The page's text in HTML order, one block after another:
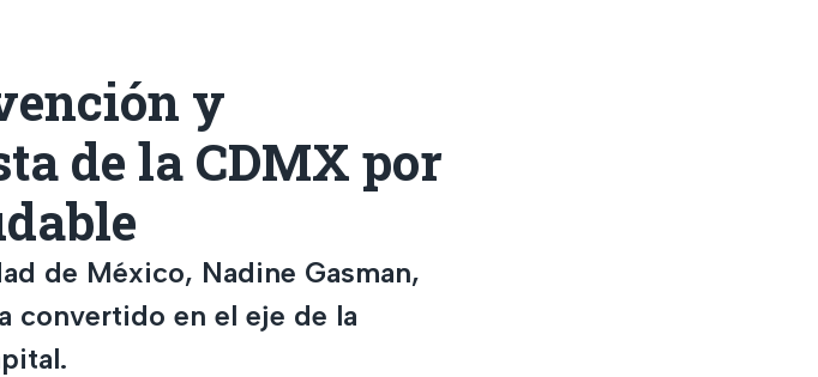
y
de la CDMX por
de México, Nadine Gasman,
convertido en el eje de la